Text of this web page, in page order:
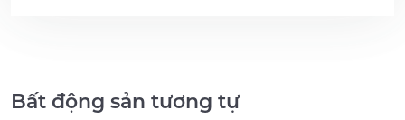
Bất động sản tương tự